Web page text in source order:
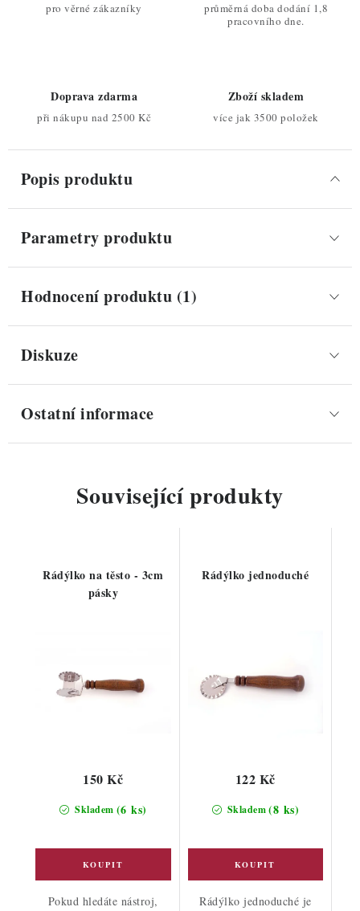
pro věrné zákazníky
průměrná doba dodání 1,8
pracovního dne.
Doprava zdarma
při nákupu nad 2500 Kč
Zboží skladem
více jak 3500 položek
Popis produktu
Parametry produktu
Hodnocení produktu (1)
Diskuze
Ostatní informace
Související produkty
Rádýlko na těsto - 3cm
pásky
Skladem (6 ks)
150 Kč
Pokud hledáte nástroj,
Rádýlko jednoduché
Skladem(8 ks)
122 Kč
Rádýlko jednoduché je